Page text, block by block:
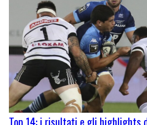
Top 14: i risultati e gli highlights